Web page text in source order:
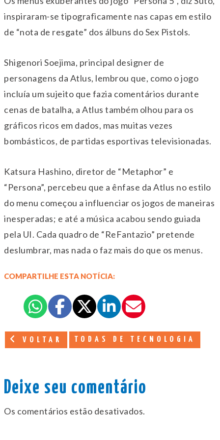
inspiraram-se tipograficamente nas capas em estilo
de “nota de resgate” dos álbuns do Sex Pistols.
Shigenori Soejima, principal designer de
personagens da Atlus, lembrou que, como o jogo
incluía um sujeito que fazia comentários durante
cenas de batalha, a Atlus também olhou para os
gráficos ricos em dados, mas muitas vezes
bombásticos, de partidas esportivas televisionadas.
Katsura Hashino, diretor de “Metaphor” e
“Persona”, percebeu que a ênfase da Atlus no estilo
do menu começou a influenciar os jogos de maneiras
inesperadas; e até a música acabou sendo guiada
pela UI. Cada quadro de “ReFantazio” pretende
deslumbrar, mas nada o faz mais do que os menus.
COMPARTILHE ESTA NOTÍCIA:
VOLTAR TODAS DE TECNOLOGIA
Deixe seu comentário
Os comentários estão desativados.